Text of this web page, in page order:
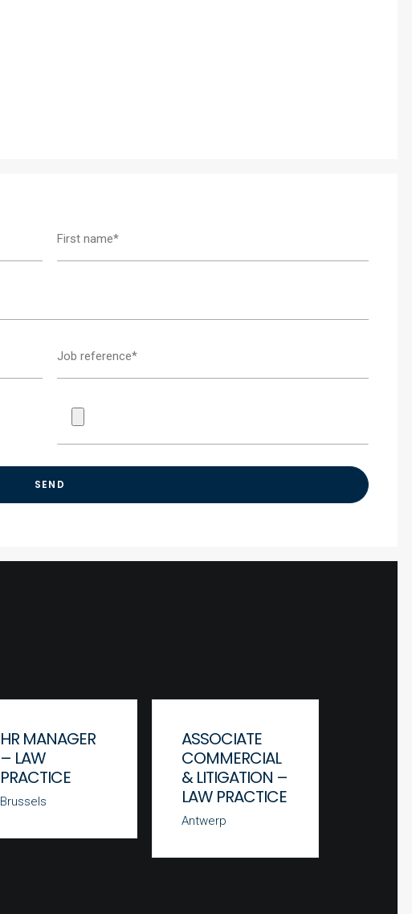
HR MANAGER
– LAW
PRACTICE
Brussels
ASSOCIATE
COMMERCIAL
& LITIGATION –
LAW PRACTICE
Antwerp